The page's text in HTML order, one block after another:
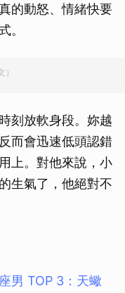
的動怒、情緒快要
。
刻放軟身段。妳越
而會迅速低頭認錯
上。對他來說，小
生氣了，他絕對不
男 TOP 3：天蠍